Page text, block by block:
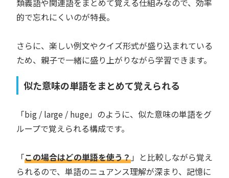
類義語や関連語をまとめて覚える仕組みなので、効率
的で忘れにくいのが特長。
さらに、楽しい例文やクイズ形式が盛り込まれている
ため、親子で一緒に盛り上がりながら学習できます。
似た意味の単語をまとめて覚えられる
「big / large / huge」のように、似た意味の単語をグ
ループで覚えられる構成です。
「この場合はどの単語を使う？」と比較しながら覚え
られるので、単語のニュアンス理解が深まり、記憶に